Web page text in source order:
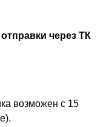
через ТК
возможен с 15